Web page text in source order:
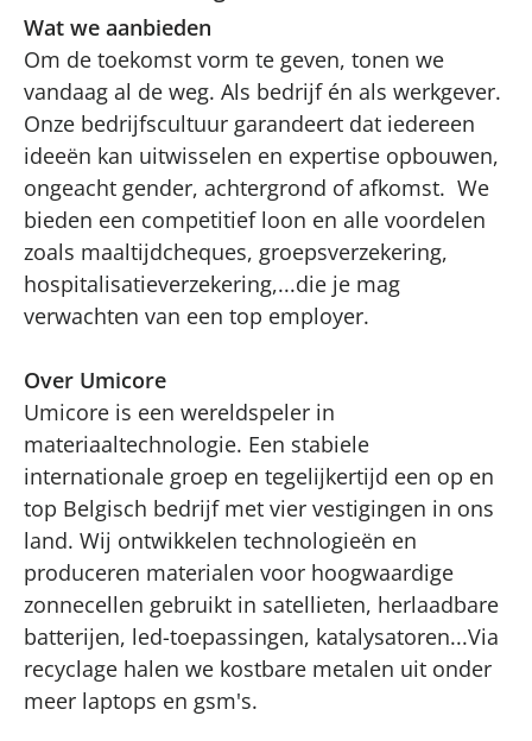
Wat we aanbieden
Om de toekomst vorm te geven, tonen we
vandaag al de weg. Als bedrijf én als werkgever.
Onze bedrijfscultuur garandeert dat iedereen
ideeën kan uitwisselen en expertise opbouwen,
ongeacht gender, achtergrond of afkomst. We
bieden een competitief loon en alle voordelen
zoals maaltijdcheques, groepsverzekering,
hospitalisatieverzekering,...die je mag
verwachten van een top employer.
Over Umicore
Umicore is een wereldspeler in
materiaaltechnologie. Een stabiele
internationale groep en tegelijkertijd een op en
top Belgisch bedrijf met vier vestigingen in ons
land. Wij ontwikkelen technologieën en
produceren materialen voor hoogwaardige
zonnecellen gebruikt in satellieten, herlaadbare
batterijen, led-toepassingen, katalysatoren...Via
recyclage halen we kostbare metalen uit onder
meer laptops en gsm's.